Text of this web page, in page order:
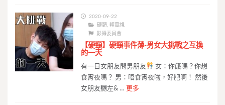
2020-09-22
硬頸,輕電視
影攝委員會
【硬頸】硬頸事件薄-男女大挑戰之互換
的一天
有一日女朋友問男朋友
女：你餓嗎？你想
食宵夜嗎？ 男：唔食宵夜啦，好肥啊！ 然後
女朋友嬲左& … 更多